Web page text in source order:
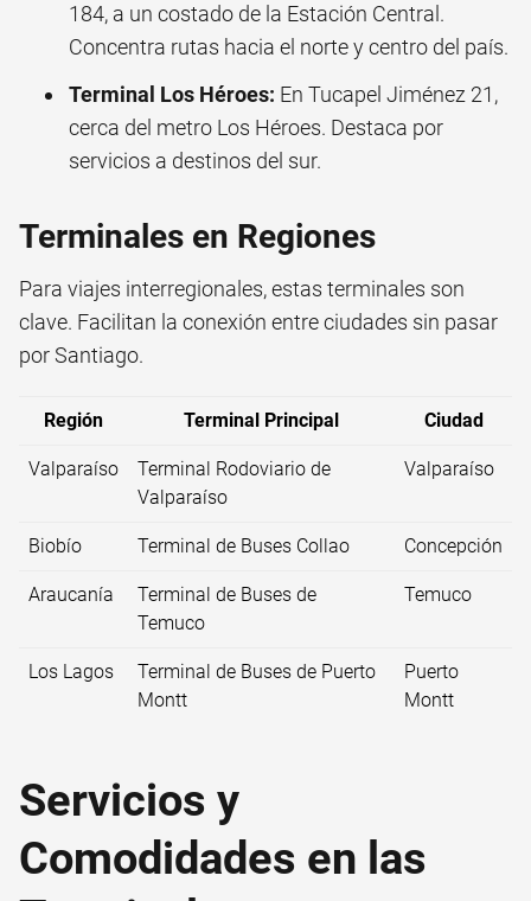
184, a un costado de la Estación Central.
Concentra rutas hacia el norte y centro del país.
Terminal Los Héroes: En Tucapel Jiménez 21,
cerca del metro Los Héroes. Destaca por
servicios a destinos del sur.
Terminales en Regiones
Para viajes interregionales, estas terminales son
clave. Facilitan la conexión entre ciudades sin pasar
por Santiago.
Región Terminal Principal Ciudad
Valparaíso
Terminal Rodoviario de
Valparaíso
Valparaíso
Biobío Terminal de Buses Collao Concepción
Araucanía
Terminal de Buses de
Temuco
Temuco
Los Lagos
Terminal de Buses de Puerto
Montt
Puerto
Montt
Servicios y
Comodidades en las